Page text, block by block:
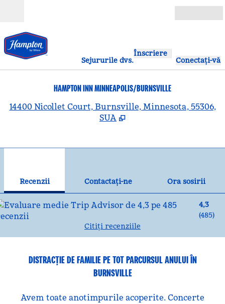
Sejururile dvs.
Înscriere
Conectați-vă
HAMPTON INN MINNEAPOLIS/BURNSVILLE
14400 Nicollet Court, Burnsville, Minnesota, 55306,
SUA
Recenzii Contactaţi-ne
Ora sosirii
4,3
(485)
Citiți recenziile
DISTRACȚIE DE FAMILIE PE TOT PARCURSUL ANULUI ÎN
BURNSVILLE
Avem toate anotimpurile acoperite. Concerte